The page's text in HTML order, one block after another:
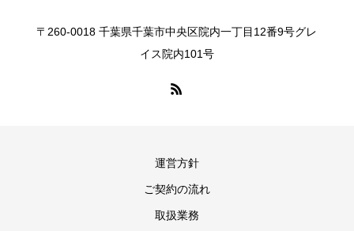
〒260-0018 千葉県千葉市中央区院内一丁目12番9号グレ
イス院内101号
運営方針
ご契約の流れ
取扱業務